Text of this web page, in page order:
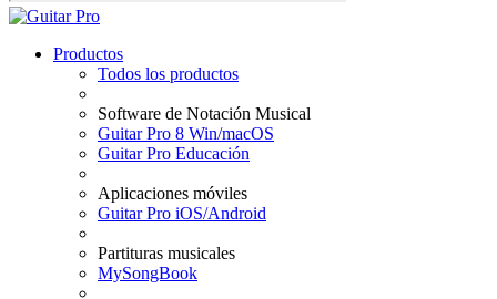
Productos
Todos los productos
Software de Notación Musical
Guitar Pro 8 Win/macOS
Guitar Pro Educación
Aplicaciones móviles
Guitar Pro iOS/Android
Partituras musicales
MySongBook